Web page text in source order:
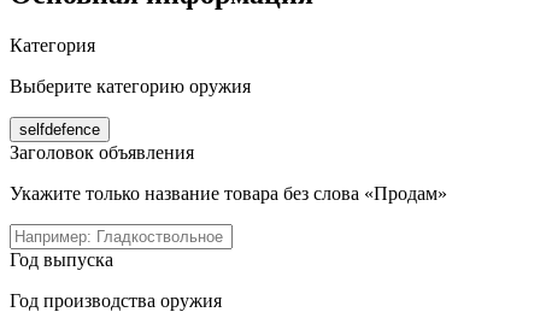
Категория
Выберите категорию оружия
selfdefence
Заголовок объявления
Укажите только название товара без слова «Продам»
Год выпуска
Год производства оружия